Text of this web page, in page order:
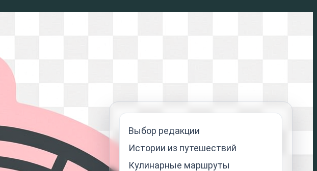
Выбор редакции
Истории из путешествий
Кулинарные маршруты